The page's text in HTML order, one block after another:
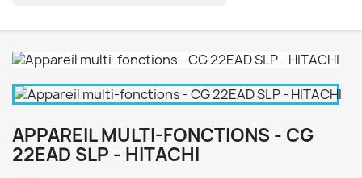
APPAREIL MULTI-FONCTIONS - CG
22EAD SLP - HITACHI